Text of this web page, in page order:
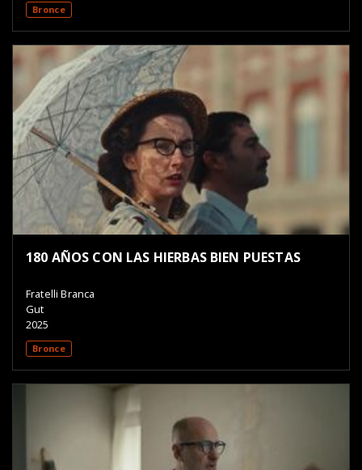
Bronce
180 AÑOS CON LAS HIERBAS BIEN PUESTAS
Fratelli Branca
Gut
2025
Bronce